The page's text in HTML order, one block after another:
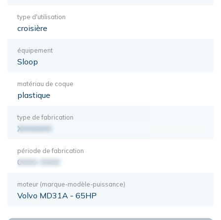
type d'utilisation
croisière
équipement
Sloop
matériau de coque
plastique
type de fabrication
XXXXXXX
période de fabrication
0000-0000
moteur (marque-modèle-puissance)
Volvo MD31A - 65HP